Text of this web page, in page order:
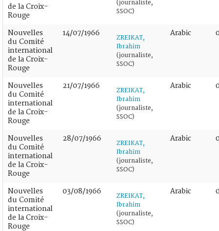
de la Croix-
Rouge
(journaliste,
SSOC)
Nouvelles
du Comité
international
de la Croix-
Rouge
14/07/1966
ZREIKAT,
Ibrahim
(journaliste,
SSOC)
Arabic
Nouvelles
du Comité
international
de la Croix-
Rouge
21/07/1966
ZREIKAT,
Ibrahim
(journaliste,
SSOC)
Arabic
Nouvelles
du Comité
international
de la Croix-
Rouge
28/07/1966
ZREIKAT,
Ibrahim
(journaliste,
SSOC)
Arabic
Nouvelles
du Comité
international
de la Croix-
Rouge
03/08/1966
ZREIKAT,
Ibrahim
(journaliste,
SSOC)
Arabic